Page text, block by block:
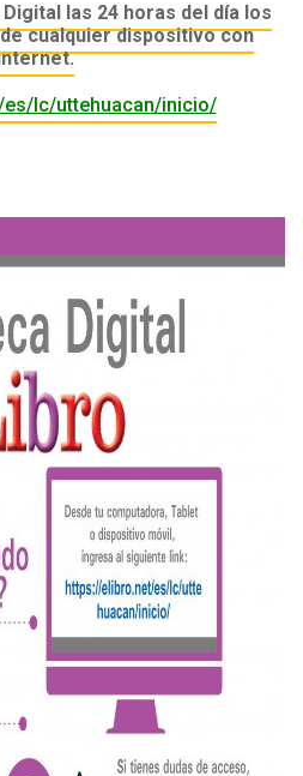
las 24 horas del día los
cualquier dispositivo con
es/lc/uttehuacan/inicio/